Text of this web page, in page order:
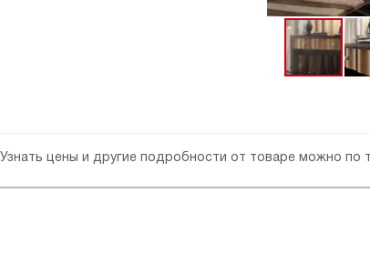
Узнать цены и другие подробности от товаре можно по